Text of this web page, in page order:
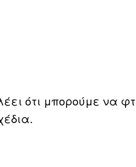
ότι μπορούμε να